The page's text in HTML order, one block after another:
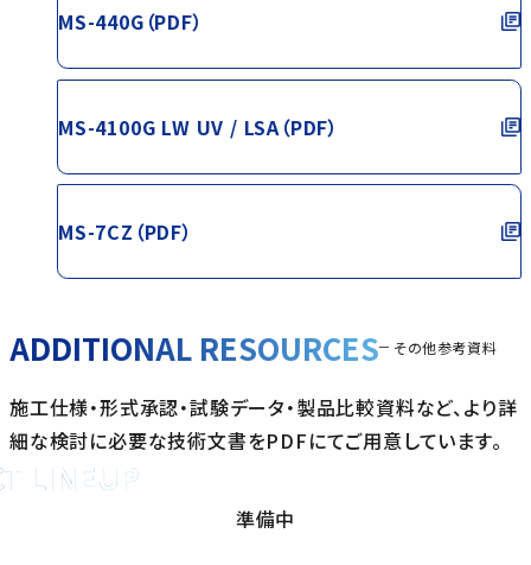
MS-440G（PDF）
MS-4100G LW UV / LSA（PDF）
MS-7CZ（PDF）
ADDITIONAL RESOURCES その他参考資料
施工仕様・形式承認・試験データ・製品比較資料など、より詳
細な検討に必要な技術文書をPDFにてご用意しています。
準備中
LINEUP